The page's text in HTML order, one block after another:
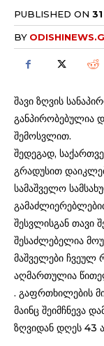
PUBLISHED ON
BY
შავი ზღვის
განპირობებულია
შემოსვლით.
შედეგად,
გრადუსით
სამაშველო
შესვლისგან თავი
შესაძლებელია
მაშველები ჩვეულ
აღმართულია
. გაფრთხილების
მაინც შეიმჩნევა
ზღვიდან დღეს 43